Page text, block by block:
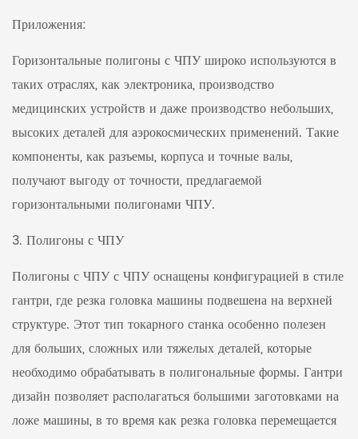
Приложения:
Горизонтальные полигоны с ЧПУ широко используются в
таких отраслях, как электроника, производство
медицинских устройств и даже производство небольших,
высоких деталей для аэрокосмических применений. Такие
компоненты, как разъемы, корпуса и точные валы,
получают выгоду от точности, предлагаемой
горизонтальными полигонами ЧПУ.
3. Полигоны с ЧПУ
Полигоны с ЧПУ с ЧПУ оснащены конфигурацией в стиле
гантри, где резка головка машины подвешена на верхней
структуре. Этот тип токарного станка особенно полезен
для больших, сложных или тяжелых деталей, которые
необходимо обрабатывать в полигональные формы. Гантри
дизайн позволяет располагаться большими заготовками на
ложе машины, в то время как резка головка перемещается